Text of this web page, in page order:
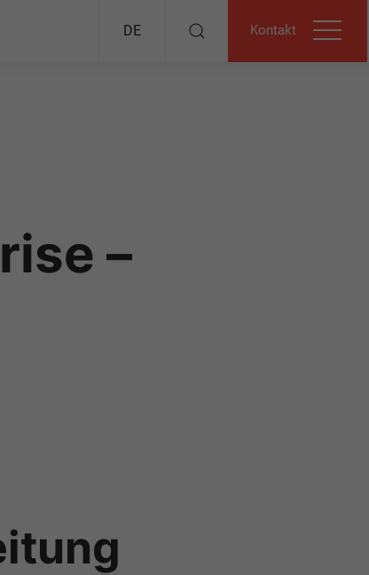
DE Kontakt
–